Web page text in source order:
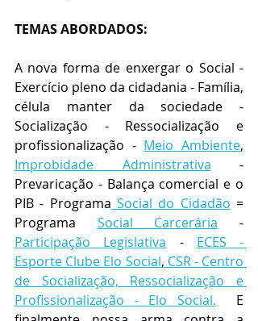
TEMAS ABORDADOS:
A nova forma de enxergar o Social -
Exercício pleno da cidadania - Família,
célula manter da sociedade -
Socialização - Ressocialização e
profissionalização - Meio Ambiente
Improbidade Administrativa -
Prevaricação - Balança comercial e o
PIB - Programa Social do Cidadão =
Programa Social Carcerária
Participação Legislativa - ECES -
Esporte Clube Elo Social, CSR - Centro
de Socialização, Ressocialização e
Profissionalização - Elo Social. E